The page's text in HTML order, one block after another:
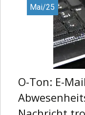
Mai/25
O-Ton: E-